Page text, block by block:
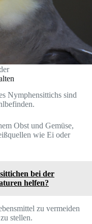
Nymphensittichs sind
Obst und Gemüse,
wie Ei oder
bei der
helfen?
zu vermeiden
stellen.